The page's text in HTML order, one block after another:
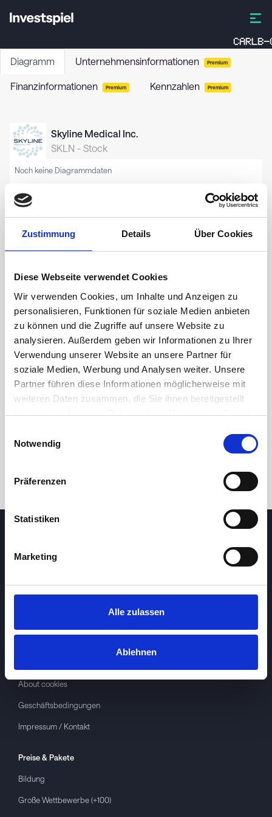
Zustimmung Details Über Cookies
Diese Webseite verwendet Cookies
Wir verwenden Cookies, um Inhalte und Anzeigen zu
personalisieren, Funktionen für soziale Medien anbieten
zu können und die Zugriffe auf unsere Website zu
analysieren. Außerdem geben wir Informationen zu Ihrer
Verwendung unserer Website an unsere Partner für
soziale Medien, Werbung und Analysen weiter. Unsere
Partner führen diese Informationen möglicherweise mit
weiteren Daten zusammen, die Sie ihnen bereitgestellt
haben oder die sie im Rahmen Ihrer Nutzung der Dienste
Notwendig
Präferenzen
Statistiken
Marketing
Alle zulassen
Ablehnen
CARLB-
Diagramm Unternehmensinformationen Premium
Finanzinformationen Premium Kennzahlen Premium
Skyline Medical Inc.
SKLN - Stock
Noch keine Diagrammdaten
24 Std. 1M 3M 1J 5J
About cookies
Geschäftsbedingungen
Impressum / Kontakt
Preise & Pakete
Bildung
Große Wettbewerbe (+100)